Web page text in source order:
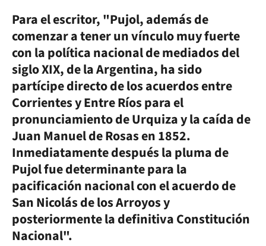
Para el escritor, "Pujol, además de
comenzar a tener un vínculo muy fuerte
con la política nacional de mediados del
siglo XIX, de la Argentina, ha sido
partícipe directo de los acuerdos entre
Corrientes y Entre Ríos para el
pronunciamiento de Urquiza y la caída de
Juan Manuel de Rosas en 1852.
Inmediatamente después la pluma de
Pujol fue determinante para la
pacificación nacional con el acuerdo de
San Nicolás de los Arroyos y
posteriormente la definitiva Constitución
Nacional".